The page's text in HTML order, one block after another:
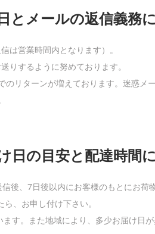
とメールの返信義務
は営業時間内となります）。
りするように努めております。
リターンが増えております。迷惑メ
日の目安と配達時間
後、7日後以内にお客様のもとにお荷
、お申し付け下さい。
す。また地域により、多少お届け